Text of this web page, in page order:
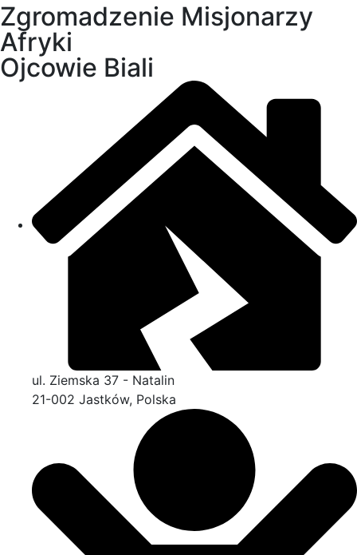
Zgromadzenie Misjonarzy
Afryki
Ojcowie Biali
ul. Ziemska 37 - Natalin
21-002 Jastków, Polska